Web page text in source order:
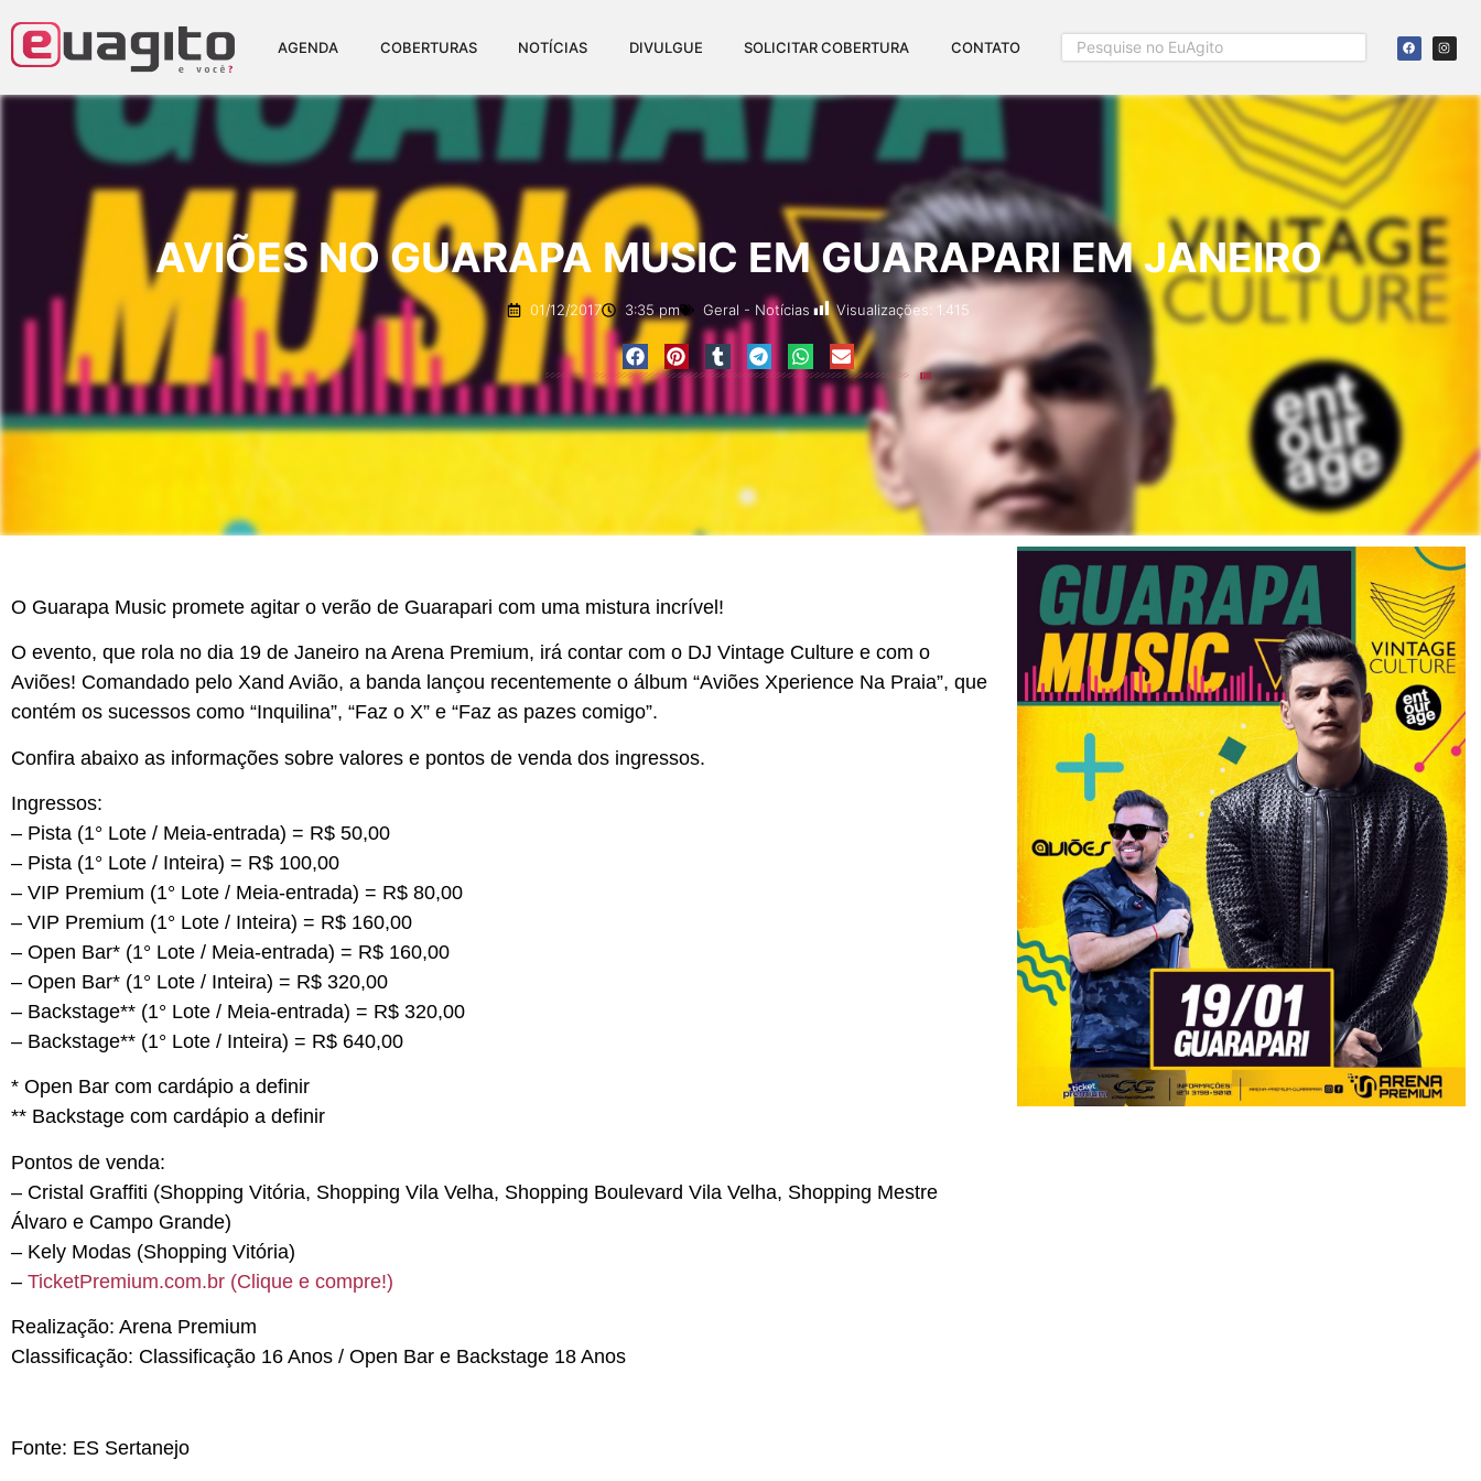
AGENDA COBERTURAS NOTÍCIAS DIVULGUE SOLICITAR COBERTURA CONTATO
AVIÕES NO GUARAPA MUSIC EM GUARAPARI EM JANEIRO
01/12/2017 3:35 pm Geral - Notícias Visualizações: 1.415
O Guarapa Music promete agitar o verão de Guarapari com uma mistura incrível!
O evento, que rola no dia 19 de Janeiro na Arena Premium, irá contar com o DJ Vintage Culture e com o
Aviões! Comandado pelo Xand Avião, a banda lançou recentemente o álbum “Aviões Xperience Na Praia”, que
contém os sucessos como “Inquilina”, “Faz o X” e “Faz as pazes comigo”.
Confira abaixo as informações sobre valores e pontos de venda dos ingressos.
Ingressos:
– Pista (1° Lote / Meia-entrada) = R$ 50,00
– Pista (1° Lote / Inteira) = R$ 100,00
– VIP Premium (1° Lote / Meia-entrada) = R$ 80,00
– VIP Premium (1° Lote / Inteira) = R$ 160,00
– Open Bar* (1° Lote / Meia-entrada) = R$ 160,00
– Open Bar* (1° Lote / Inteira) = R$ 320,00
– Backstage** (1° Lote / Meia-entrada) = R$ 320,00
– Backstage** (1° Lote / Inteira) = R$ 640,00
* Open Bar com cardápio a definir
** Backstage com cardápio a definir
Pontos de venda:
– Cristal Graffiti (Shopping Vitória, Shopping Vila Velha, Shopping Boulevard Vila Velha, Shopping Mestre
Álvaro e Campo Grande)
– Kely Modas (Shopping Vitória)
– TicketPremium.com.br (Clique e compre!)
Realização: Arena Premium
Classificação: Classificação 16 Anos / Open Bar e Backstage 18 Anos
Fonte: ES Sertanejo